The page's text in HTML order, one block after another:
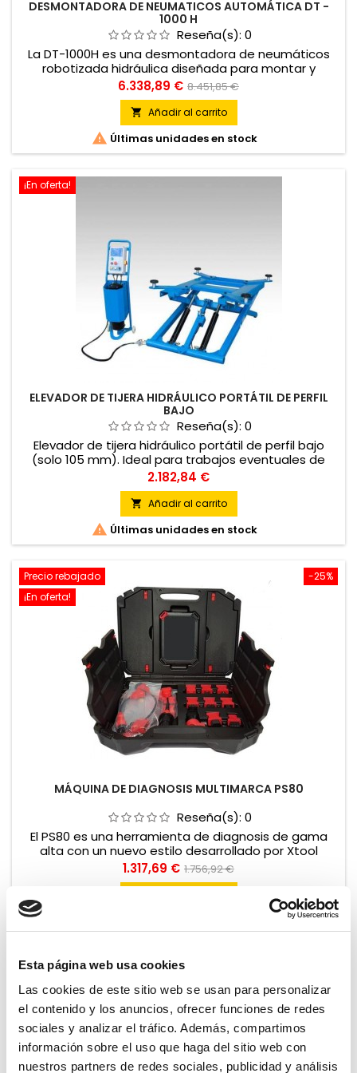
Esta página web usa cookies
Las cookies de este sitio web se usan para personalizar
el contenido y los anuncios, ofrecer funciones de redes
sociales y analizar el tráfico. Además, compartimos
información sobre el uso que haga del sitio web con
nuestros partners de redes sociales, publicidad y análisis
DESMONTADORA DE NEUMATICOS AUTOMÁTICA DT -
1000 H
Reseña(s): 0
La DT-1000H es una desmontadora de neumáticos
robotizada hidráulica diseñada para montar y
desmontar ruedas sin esfuerzo y ahorrar el mayor
tiempo de trabajo posible. Apta tanto para ruedas
de coche, furgoneta, como para ruedas de motos
(necesario adaptador para garras). Funciona
perfectamente con las llantas de aluminio,
neumáticos run-flat y para coches...
Precio
6.338,89 € Precio
base
8.451,85 €
 Añadir al carrito
 Últimas unidades en stock
¡En oferta!
ELEVADOR DE TIJERA HIDRÁULICO PORTÁTIL DE PERFIL
BAJO
Reseña(s): 0
Elevador de tijera hidráulico portátil de perfil bajo
(solo 105 mm). Ideal para trabajos eventuales de
mecánica rápida y chapa en cualquier punto del
taller gracias a su versatilidad y facilidad de
movimiento. * Accesorio opcional: brazos giratorios y
apoyos extensibles
Precio
2.182,84 €
 Añadir al carrito
 Últimas unidades en stock
-25%
Precio rebajado
¡En oferta!
MÁQUINA DE DIAGNOSIS MULTIMARCA PS80
Reseña(s): 0
El PS80 es una herramienta de diagnosis de gama
alta con un nuevo estilo desarrollado por Xtool
basado en el sistema Android, el cual ofrece gran
rapidez y funciones multitarea. El PS80 cubre una
amplia gama de vehículos estadounidenses,
asiáticos y europeos, lo que la convierte en la mejor
solución para la diagnosis en talleres.
Precio
1.317,69 € Precio
base
1.756,92 €